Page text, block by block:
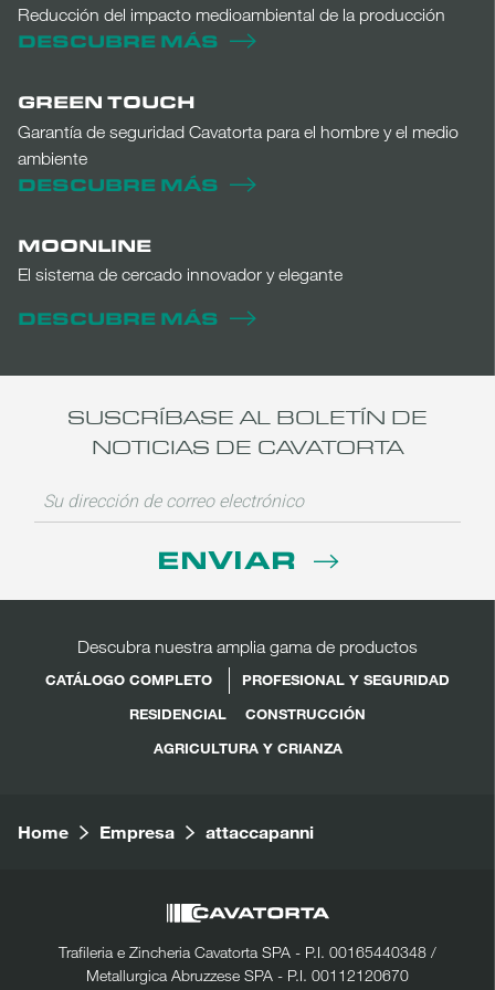
Reducción del impacto medioambiental de la producción
DESCUBRE MÁS
GREEN TOUCH
Garantía de seguridad Cavatorta para el hombre y el medio
ambiente
DESCUBRE MÁS
MOONLINE
El sistema de cercado innovador y elegante
DESCUBRE MÁS
SUSCRÍBASE AL BOLETÍN DE
NOTICIAS DE CAVATORTA
ENVIAR
Descubra nuestra amplia gama de productos
CATÁLOGO COMPLETO
PROFESIONAL Y SEGURIDAD
RESIDENCIAL
CONSTRUCCIÓN
AGRICULTURA Y CRIANZA
Home Empresa attaccapanni
Trafileria e Zincheria Cavatorta SPA - P.I. 00165440348 /
Metallurgica Abruzzese SPA - P.I. 00112120670